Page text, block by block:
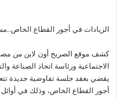
الزيادات في أجور القطاع
كشف موقع الصريح أون لاين من
الاجتماعية ورئاسة اتحاد الصناعة
يقضي بعقد جلسة تفاوضية جديدة
أجور القطاع الخاص، وذلك في